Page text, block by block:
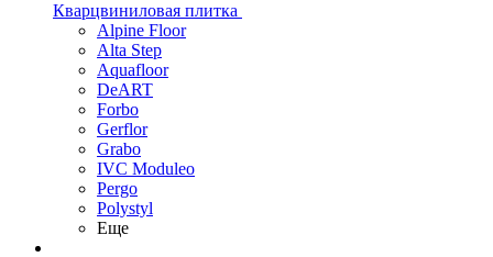
Кварцвиниловая плитка
Alpine Floor
Alta Step
Aquafloor
DeART
Forbo
Gerflor
Grabo
IVC Moduleo
Pergo
Polystyl
Еще